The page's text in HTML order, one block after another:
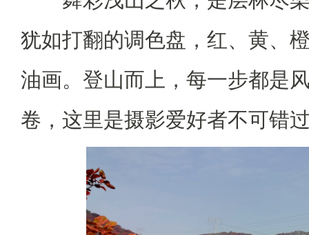
犹如打翻的调色盘，红、黄、
油画。登山而上，每一步都是
卷，这里是摄影爱好者不可错